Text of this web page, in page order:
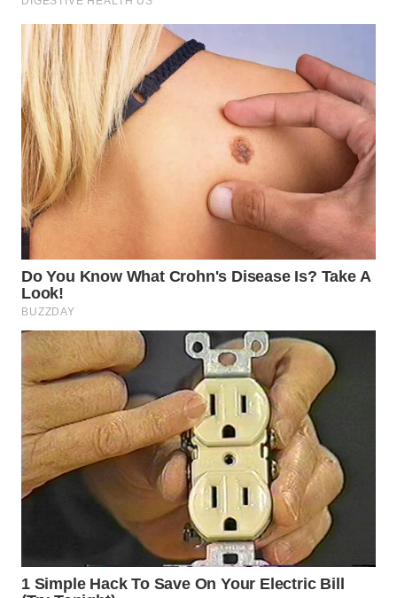
TAPANULI
UTARA
WN
SAMOSIR
WN
PADANG
LAWAS
WN
WN
CIANJUR
WN
KEPULAUAN
SERIBU
WN
TANGERANG
WN
CIREBON